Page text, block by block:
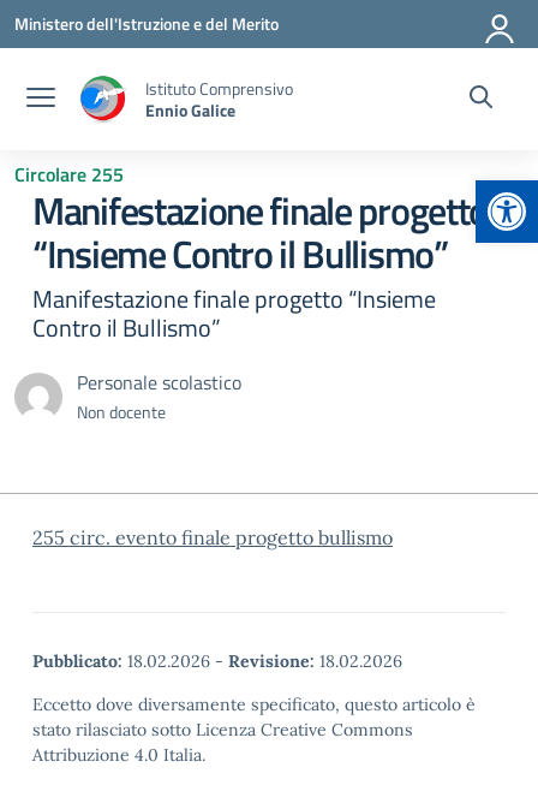
Vai ai contenuti
Vai al menu di navigazione
Vai al footer
Ministero dell'Istruzione e del Merito
Istituto Comprensivo
Ennio Galice
Circolare 255
Manifestazione finale progetto
“Insieme Contro il Bullismo”
Manifestazione finale progetto “Insieme
Contro il Bullismo”
Personale scolastico
Non docente
255 circ. evento finale progetto bullismo
Pubblicato: 18.02.2026 - Revisione: 18.02.2026
Eccetto dove diversamente specificato, questo articolo è
stato rilasciato sotto Licenza Creative Commons
Attribuzione 4.0 Italia.